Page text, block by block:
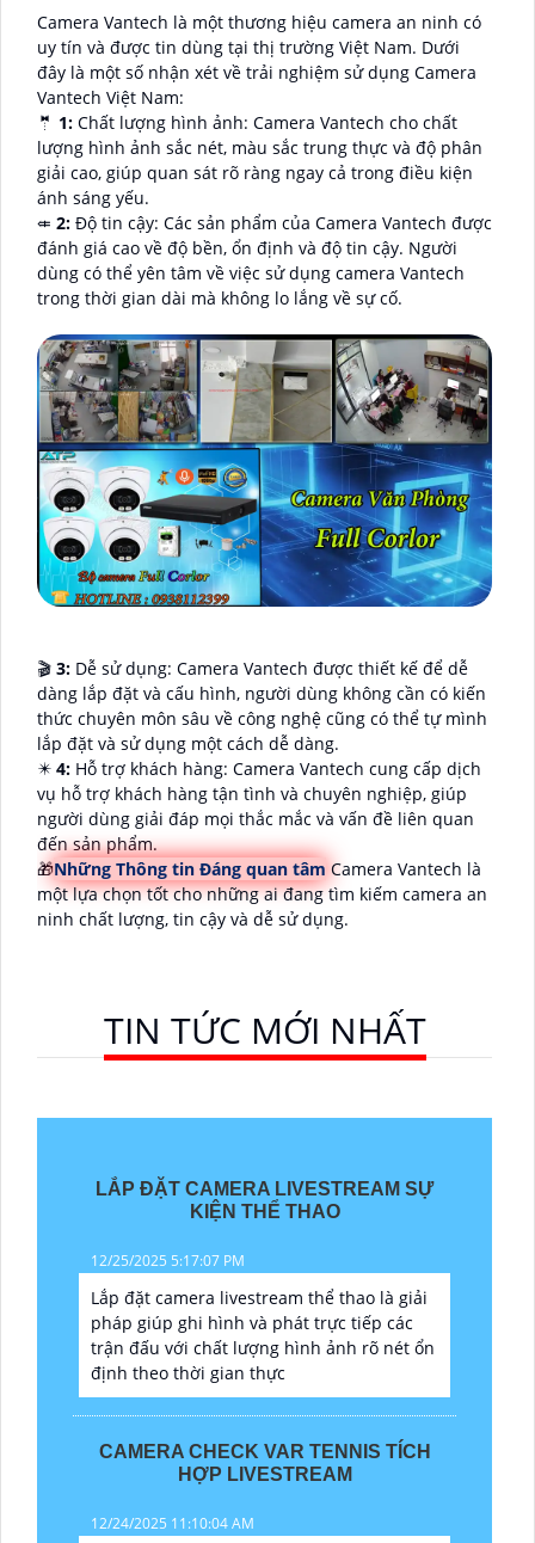
Camera Vantech là một thương hiệu camera an ninh có
uy tín và được tin dùng tại thị trường Việt Nam. Dưới
đây là một số nhận xét về trải nghiệm sử dụng Camera
Vantech Việt Nam:
🤵 1: Chất lượng hình ảnh: Camera Vantech cho chất
lượng hình ảnh sắc nét, màu sắc trung thực và độ phân
giải cao, giúp quan sát rõ ràng ngay cả trong điều kiện
ánh sáng yếu.
⤂ 2: Độ tin cậy: Các sản phẩm của Camera Vantech được
đánh giá cao về độ bền, ổn định và độ tin cậy. Người
dùng có thể yên tâm về việc sử dụng camera Vantech
trong thời gian dài mà không lo lắng về sự cố.
🎬 3: Dễ sử dụng: Camera Vantech được thiết kế để dễ
dàng lắp đặt và cấu hình, người dùng không cần có kiến
thức chuyên môn sâu về công nghệ cũng có thể tự mình
lắp đặt và sử dụng một cách dễ dàng.
✴️ 4: Hỗ trợ khách hàng: Camera Vantech cung cấp dịch
vụ hỗ trợ khách hàng tận tình và chuyên nghiệp, giúp
người dùng giải đáp mọi thắc mắc và vấn đề liên quan
đến sản phẩm.
🎁Những Thông tin Đáng quan tâm Camera Vantech là
một lựa chọn tốt cho những ai đang tìm kiếm camera an
ninh chất lượng, tin cậy và dễ sử dụng.
TIN TỨC MỚI NHẤT
LẮP ĐẶT CAMERA LIVESTREAM SỰ
KIỆN THỂ THAO
12/25/2025 5:17:07 PM
Lắp đặt camera livestream thể thao là giải
pháp giúp ghi hình và phát trực tiếp các
trận đấu với chất lượng hình ảnh rõ nét ổn
định theo thời gian thực
CAMERA CHECK VAR TENNIS TÍCH
HỢP LIVESTREAM
12/24/2025 11:10:04 AM